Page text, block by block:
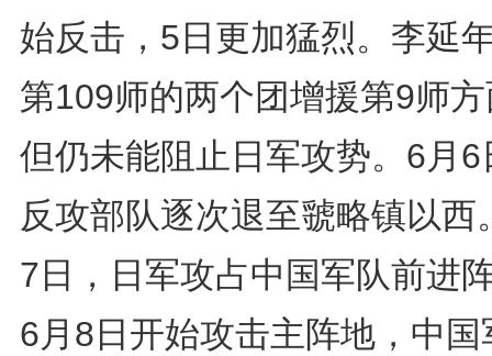
始反击，5日更加猛烈。李延
第109师的两个团增援第9师
但仍未能阻止日军攻势。6月6
反攻部队逐次退至虢略镇以西
7日，日军攻占中国军队前进
6月8日开始攻击主阵地，中国